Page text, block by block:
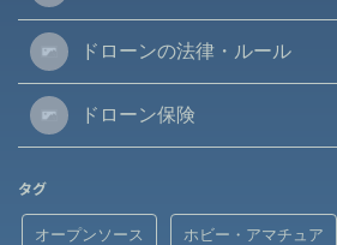
ドローンの法律・ルール
ドローン保険
タグ
オープンソース ホビー・アマチュア